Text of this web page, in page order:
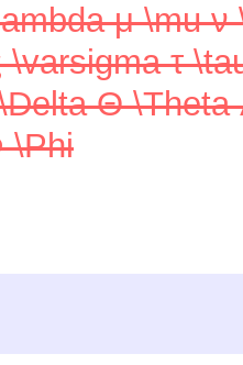
μ \mu
\varsigma τ
Θ
\Phi